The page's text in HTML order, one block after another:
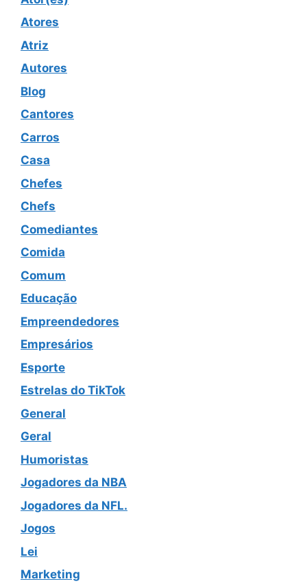
Atores
Atriz
Autores
Blog
Cantores
Carros
Casa
Chefes
Chefs
Comediantes
Comida
Comum
Educação
Empreendedores
Empresários
Esporte
Estrelas do TikTok
General
Geral
Humoristas
Jogadores da NBA
Jogadores da NFL.
Jogos
Lei
Marketing